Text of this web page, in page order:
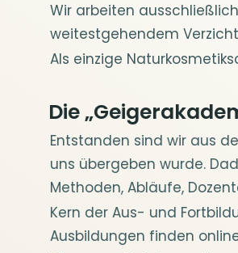
Wir arbeiten
weitestgehendem
Als einzige
Die
Entstanden sind wir aus
uns übergeben wurde.
Methoden, Abläufe,
Kern der Aus- und
Ausbildungen finden